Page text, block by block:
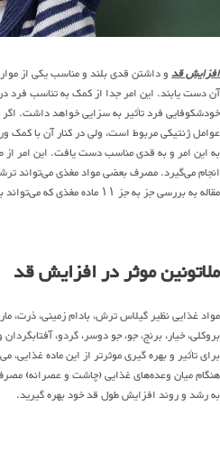
افزایش قدو داشتن قدی بلند و مناسب یکی از
آن دست یابند. این امر جدا از کمک به تناسب
خودشکوفایی فرد تأثیر به سزایی خواهد داشت.
عوامل ژنتیکی مربوط است، ولی در کنار آن با
انجام می‌گیرد. مصرف بعضی مواد مغذی می‌تواند
مقاله به بررسی جز به جز ۱۱ ماده مغذی که می‌تواند به بهبود رشد قد کمک کند، می‌پردازیم.
ملاتونین موثر در افزایش قد
مواد غذایی نظیر گیلاس ترش، بادام زمینی، ذرت،
بروکلی، خیار، برنج، جو، جو دوسر، گردو،
برای تأثیر و بهره گیری موثرتر از این ماده
هنگام میان وعده‌های غذایی (چاشت و عصرانه)
به رشد و روند افزایش طول قد خود بهره گیرید.